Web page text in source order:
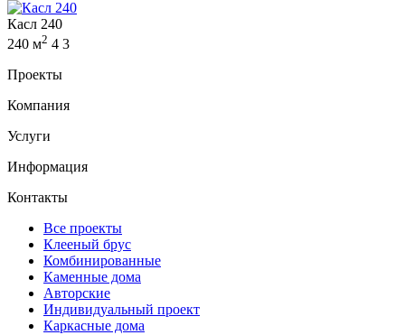
Касл 240
240 м2 4 3
Проекты
Компания
Услуги
Информация
Контакты
Все проекты
Клееный брус
Комбинированные
Каменные дома
Авторские
Индивидуальный проект
Каркасные дома